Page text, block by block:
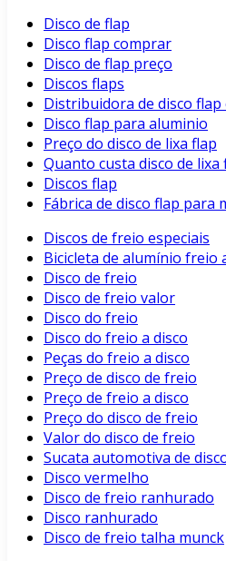
Disco de flap
Disco flap comprar
Disco de flap preço
Discos flaps
Distribuidora de disco flap
Disco flap para aluminio
Preço do disco de lixa flap
Quanto custa disco de lixa
Discos flap
Fábrica de disco flap para
Discos de freio especiais
Bicicleta de alumínio freio
Disco de freio
Disco de freio valor
Disco do freio
Disco do freio a disco
Peças do freio a disco
Preço de disco de freio
Preço de freio a disco
Preço do disco de freio
Valor do disco de freio
Sucata automotiva de
Disco vermelho
Disco de freio ranhurado
Disco ranhurado
Disco de freio talha munck